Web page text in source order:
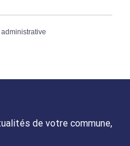
de votre commune,